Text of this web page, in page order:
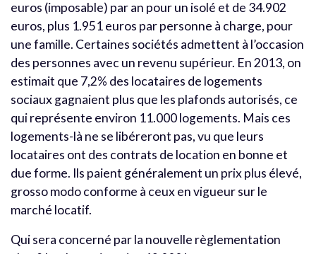
euros (imposable) par an pour un isolé et de 34.902
euros, plus 1.951 euros par personne à charge, pour
une famille. Certaines sociétés admettent à l’occasion
des personnes avec un revenu supérieur. En 2013, on
estimait que 7,2% des locataires de logements
sociaux gagnaient plus que les plafonds autorisés, ce
qui représente environ 11.000 logements. Mais ces
logements-là ne se libéreront pas, vu que leurs
locataires ont des contrats de location en bonne et
due forme. Ils paient généralement un prix plus élevé,
grosso modo conforme à ceux en vigueur sur le
marché locatif.
Qui sera concerné par la nouvelle règlementation